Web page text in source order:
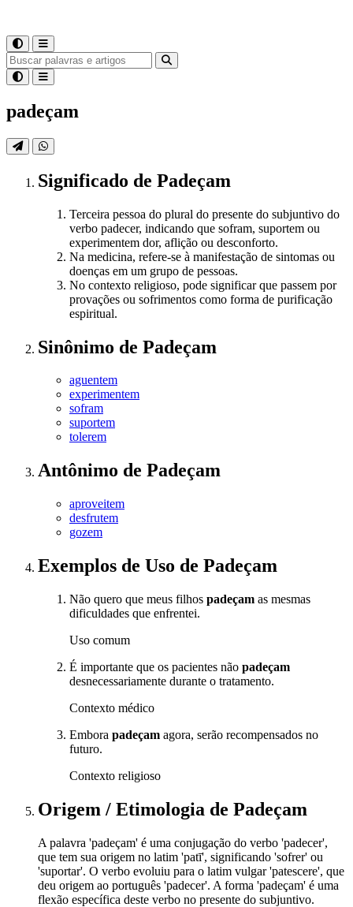
padeçam
Significado de Padeçam
Terceira pessoa do plural do presente do subjuntivo do
verbo padecer, indicando que sofram, suportem ou
experimentem dor, aflição ou desconforto.
Na medicina, refere-se à manifestação de sintomas ou
doenças em um grupo de pessoas.
No contexto religioso, pode significar que passem por
provações ou sofrimentos como forma de purificação
espiritual.
Sinônimo de Padeçam
aguentem
experimentem
sofram
suportem
tolerem
Antônimo de Padeçam
aproveitem
desfrutem
gozem
Exemplos de Uso de Padeçam
Não quero que meus filhos padeçam as mesmas
dificuldades que enfrentei.
Uso comum
É importante que os pacientes não padeçam
desnecessariamente durante o tratamento.
Contexto médico
Embora padeçam agora, serão recompensados no
futuro.
Contexto religioso
Origem / Etimologia de Padeçam
A palavra 'padeçam' é uma conjugação do verbo 'padecer',
que tem sua origem no latim 'patī', significando 'sofrer' ou
'suportar'. O verbo evoluiu para o latim vulgar 'patescere', que
deu origem ao português 'padecer'. A forma 'padeçam' é uma
flexão específica deste verbo no presente do subjuntivo.